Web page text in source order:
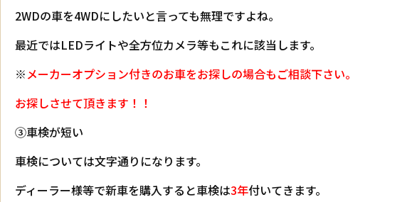
2WDの車を4WDにしたいと言っても無理ですよね。
最近ではLEDライトや全方位カメラ等もこれに該当します。
※メーカーオプション付きのお車をお探しの場合もご相談下さい。
お探しさせて頂きます！！
③車検が短い
車検については文字通りになります。
ディーラー様等で新車を購入すると車検は3年付いてきます。